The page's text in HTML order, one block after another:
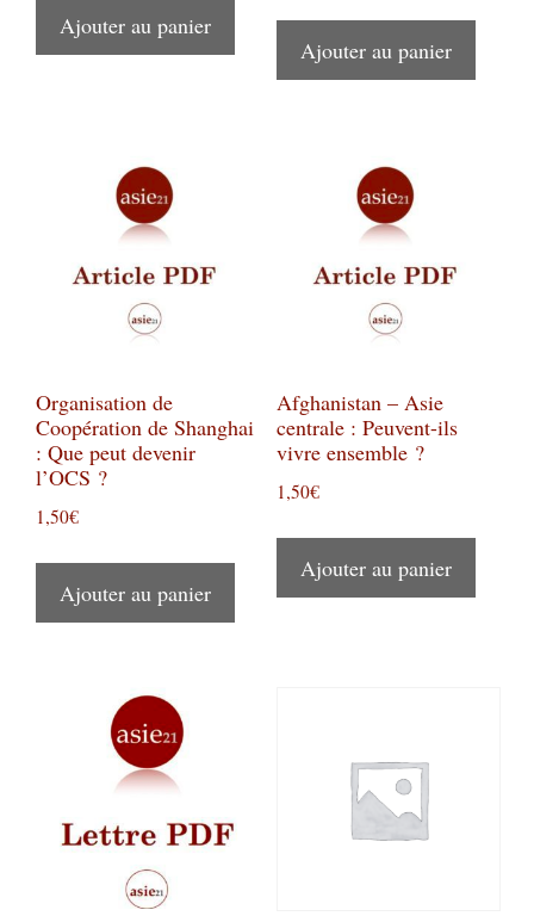
Ajouter au panier
Ajouter au panier
Organisation de
Coopération de Shanghai
: Que peut devenir
l’OCS ?
1,50€
Ajouter au panier
Afghanistan – Asie
centrale : Peuvent-ils
vivre ensemble ?
1,50€
Ajouter au panier